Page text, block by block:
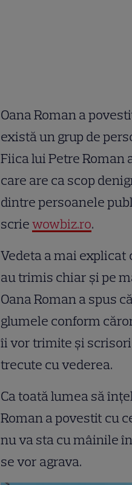
Oana Roman a
există un grup de
Fiica lui Petre Roman
care are ca scop
dintre persoanele
scriewowbiz.ro.
Vedeta a mai
au trimis chiar și pe
Oana Roman a spus
glumele conform
îi vor trimite și
trecute cu vederea.
Ca toată lumea să
Roman a povestit cu
nu va sta cu mâinile
se vor agrava.